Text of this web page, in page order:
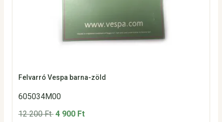
Felvarró Vespa barna-zöld
605034M00
12 200 Ft 4 900 Ft